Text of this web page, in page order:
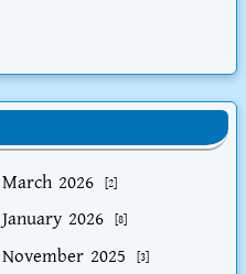
March 2026 [2]
January 2026 [8]
November 2025 [3]